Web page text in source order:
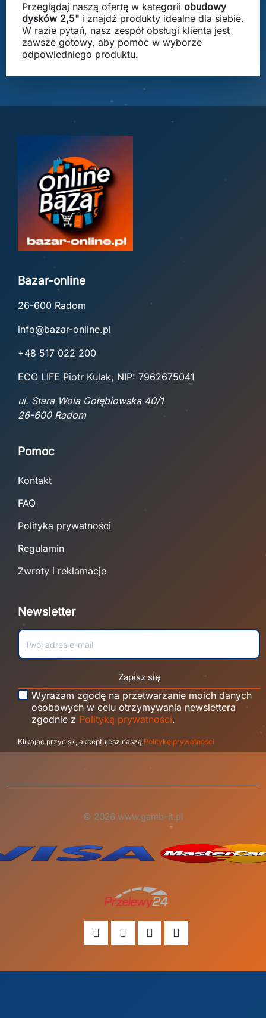
Przeglądaj naszą ofertę w kategorii obudowy
dysków 2,5" i znajdź produkty idealne dla siebie.
W razie pytań, nasz zespół obsługi klienta jest
zawsze gotowy, aby pomóc w wyborze
odpowiedniego produktu.
Bazar-online
26-600 Radom
info@bazar-online.pl
+48 517 022 200
ECO LIFE Piotr Kulak, NIP: 7962675041
ul. Stara Wola Gołębiowska 40/1
26-600 Radom
Pomoc
Kontakt
FAQ
Polityka prywatności
Regulamin
Zwroty i reklamacje
Newsletter
Zapisz się
Wyrażam zgodę na przetwarzanie moich danych
osobowych w celu otrzymywania newslettera
zgodnie z Polityką prywatności.
Klikając przycisk, akceptujesz naszą Politykę prywatności
© 2026 www.gamb-it.pl